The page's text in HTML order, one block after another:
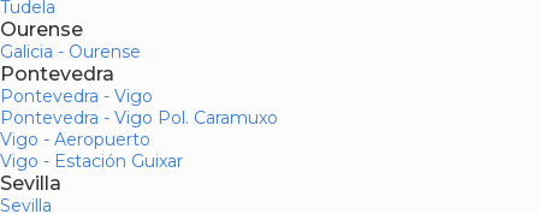
Tudela
Ourense
Galicia - Ourense
Pontevedra
Pontevedra - Vigo
Pontevedra - Vigo Pol. Caramuxo
Vigo - Aeropuerto
Vigo - Estación Guixar
Sevilla
Sevilla